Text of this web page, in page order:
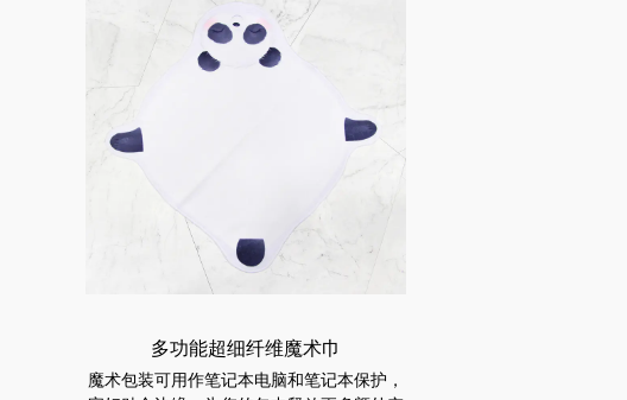
多功能超细纤维魔术巾
魔术包装可用作笔记本电脑和笔记本保护，